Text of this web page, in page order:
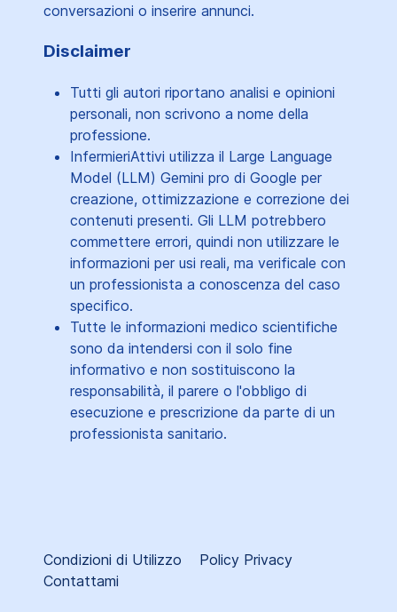
conversazioni o inserire annunci.
Disclaimer
Tutti gli autori riportano analisi e opinioni
personali, non scrivono a nome della
professione.
InfermieriAttivi utilizza il Large Language
Model (LLM) Gemini pro di Google per
creazione, ottimizzazione e correzione dei
contenuti presenti. Gli LLM potrebbero
commettere errori, quindi non utilizzare le
informazioni per usi reali, ma verificale con
un professionista a conoscenza del caso
specifico.
Tutte le informazioni medico scientifiche
sono da intendersi con il solo fine
informativo e non sostituiscono la
responsabilità, il parere o l'obbligo di
esecuzione e prescrizione da parte di un
professionista sanitario.
Condizioni di Utilizzo
Policy Privacy
Contattami